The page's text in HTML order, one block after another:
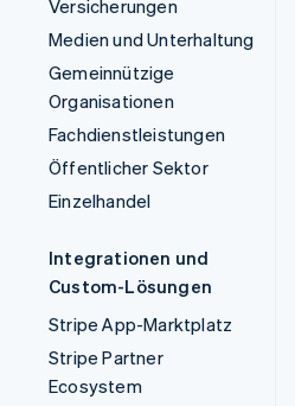
Versicherungen
Medien und Unterhaltung
Gemeinnützige
Organisationen
Fachdienstleistungen
Öffentlicher Sektor
Einzelhandel
Integrationen und
Custom-Lösungen
Stripe App-Marktplatz
Stripe Partner
Ecosystem